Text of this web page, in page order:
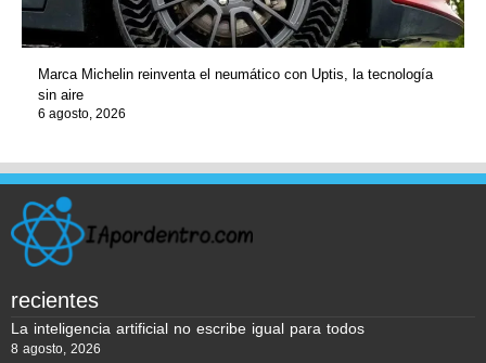
Marca Michelin reinventa el neumático con Uptis, la tecnología
sin aire
6 agosto, 2026
recientes
La inteligencia artificial no escribe igual para todos
8 agosto, 2026